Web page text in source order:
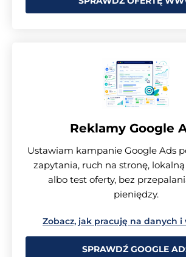
Reklamy Google
Ustawiam kampanie Google Ads
zapytania, ruch na stronę,
albo test oferty, bez
pieniędzy.
Zobacz, jak pracuję na danych i
SPRAWDŹ GOOGLE